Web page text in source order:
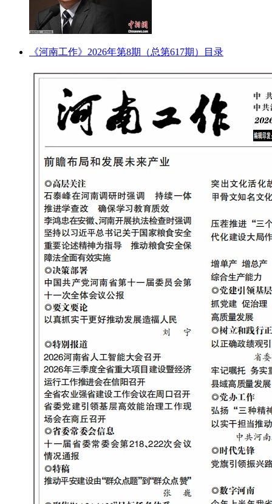
《河南工作》2026年第8期（总第617期）目录